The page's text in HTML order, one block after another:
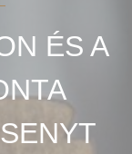
ÉS A